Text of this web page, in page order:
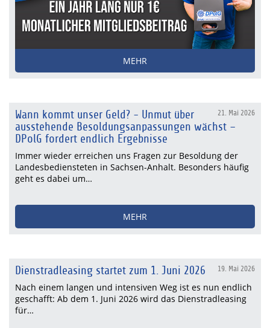
MEHR
21. Mai 2026
Wann kommt unser Geld? - Unmut über
ausstehende Besoldungsanpassungen wächst –
DPolG fordert endlich Ergebnisse
Immer wieder erreichen uns Fragen zur Besoldung der
Landesbediensteten in Sachsen-Anhalt. Besonders häufig
geht es dabei um…
MEHR
19. Mai 2026
Dienstradleasing startet zum 1. Juni 2026
Nach einem langen und intensiven Weg ist es nun endlich
geschafft: Ab dem 1. Juni 2026 wird das Dienstradleasing
für…